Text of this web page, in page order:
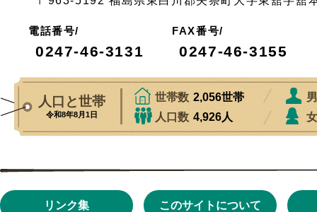
電話番号/
0247-46-3131
FAX番号/
0247-46-3155
リンク集 このサイトについて